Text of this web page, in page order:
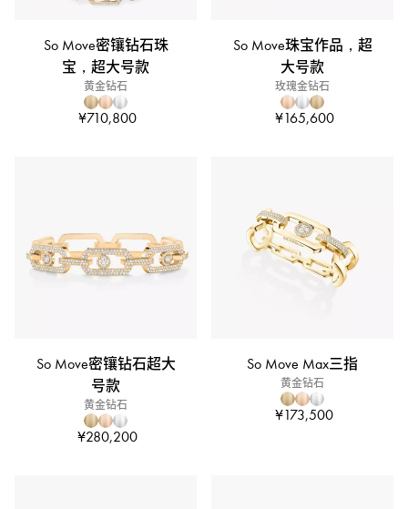
So Move密镶钻石珠
宝，超大号款
黄金钻石
¥710,800
So Move珠宝作品，超
大号款
玫瑰金钻石
¥165,600
So Move密镶钻石超大
号款
黄金钻石
¥280,200
So Move Max三指
黄金钻石
¥173,500